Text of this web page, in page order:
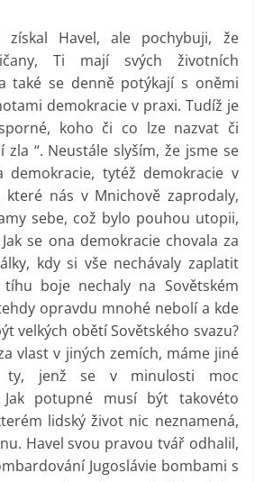
Havel, ale pochybuji, že
Ti mají svých životních
také se denně potýkají s oněmi
demokracie v praxi. Tudíž je
koho či co lze nazvat či
zla “. Neustále slyším, že jsme se
demokracie, tytéž demokracie v
nás v Mnichově zaprodaly,
sebe, což bylo pouhou utopii,
se ona demokracie chovala za
kdy si vše nechávaly zaplatit
boje nechaly na Sovětském
opravdu mnohé nebolí a kde
velkých obětí Sovětského svazu?
vlast v jiných zemích, máme jiné
ty, jenž se v minulosti moc
Jak potupné musí být takovéto
lidský život nic neznamená,
Havel svou pravou tvář odhalil,
Jugoslávie bombami s